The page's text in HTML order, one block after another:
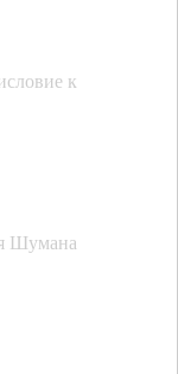
к
Шумана